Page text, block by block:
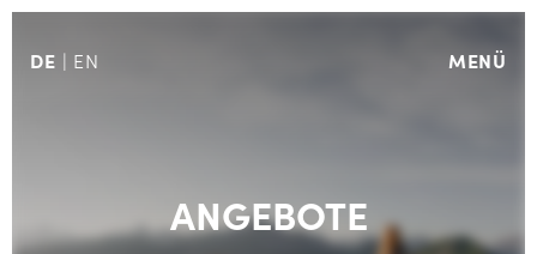
DE EN MENÜ
ANGEBOTE